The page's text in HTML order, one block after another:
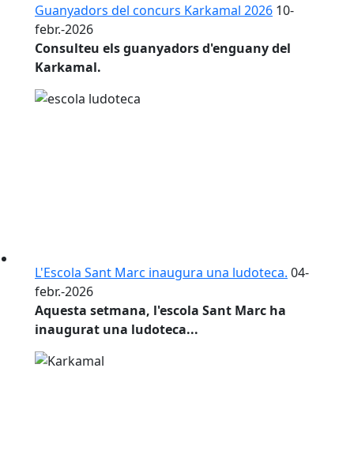
Guanyadors del concurs Karkamal 2026 10-
febr.-2026
Consulteu els guanyadors d'enguany del
Karkamal.
L'Escola Sant Marc inaugura una ludoteca. 04-
febr.-2026
Aquesta setmana, l'escola Sant Marc ha
inaugurat una ludoteca...